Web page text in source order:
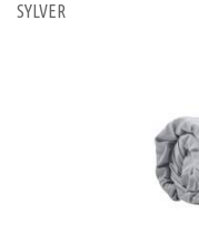
SYLVER